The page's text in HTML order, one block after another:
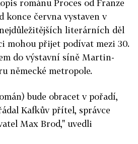
románu Proces od Franze
konce června vystaven v
literárních děl
mohou přijet podívat mezi 30.
do výstavní síně Martin-
německé metropole.
bude obracet v pořadí,
Kafkův přítel, správce
Max Brod," uvedli